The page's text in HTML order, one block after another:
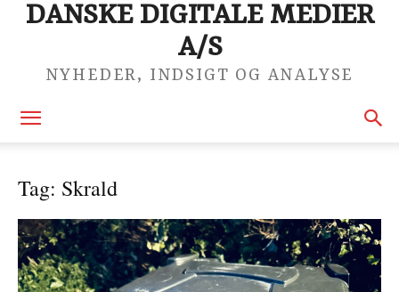
DANSKE DIGITALE MEDIER
A/S
NYHEDER, INDSIGT OG ANALYSE
Tag: Skrald